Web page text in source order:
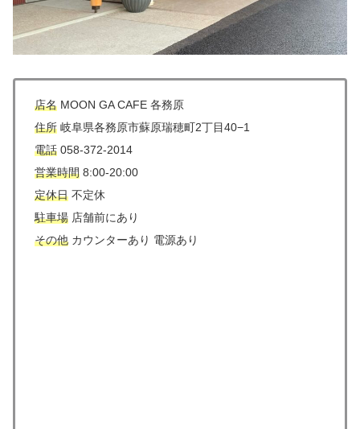
店名 MOON GA CAFE 各務原
住所 岐阜県各務原市蘇原瑞穂町2丁目40−1
電話 058-372-2014
営業時間 8:00-20:00
定休日 不定休
駐車場 店舗前にあり
その他 カウンターあり 電源あり